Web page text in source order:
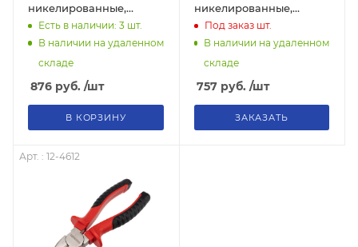
никелированные,
обливные рукоятки
Есть в наличии: 3 шт.
В наличии на удаленном
складе
876 руб. /шт
В КОРЗИНУ
никелированные,
двухкомпонентные
рукоятки
Под заказшт.
В наличии на удаленном
складе
757руб. /шт
ЗАКАЗАТЬ
Арт. : 12-4612